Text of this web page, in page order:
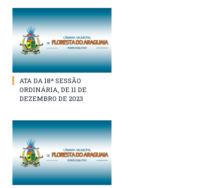
ATA DA 18ª SESSÃO
ORDINÁRIA, DE 11 DE
DEZEMBRO DE 2023